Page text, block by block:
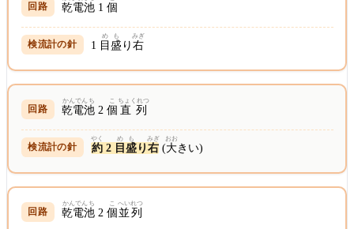
乾電池 1個
1 目盛
めも
り右
みぎ
乾電池
かんでんち
2個
こ
直列
ちょくれつ
約
やく
2 目盛
めも
り右
みぎ
(大
おお
きい)
乾電池
かんでんち
2個
こ
並列
へいれつ